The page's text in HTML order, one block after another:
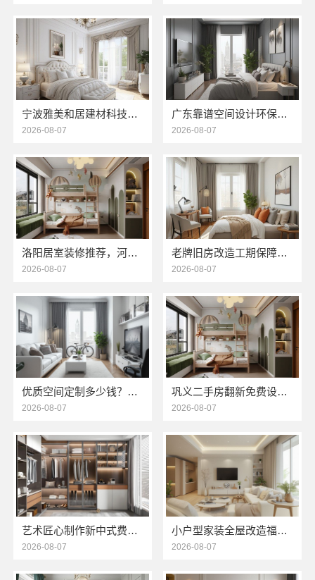
宁波雅美和居建材科技有限公司-整装全包厨卫改造设计
2026-08-07
广东靠谱空间设计环保材料，广东鼎饰空间装饰工程有限公司
2026-08-07
洛阳居室装修推荐，河南璟臻环保建材有限公司口碑之选
2026-08-07
老牌旧房改造工期保障小户型信赖浙江臻美新型建材有限公司
2026-08-07
优质空间定制多少钱？南京市创亿讯透明报价参考
2026-08-07
巩义二手房翻新免费设计，河南璟臻环保建材有限公司
2026-08-07
艺术匠心制作新中式费用-江苏东钢金属家居有限公司详解
2026-08-07
小户型家装全屋改造福建尚艺空间新材料科技有限公司
2026-08-07